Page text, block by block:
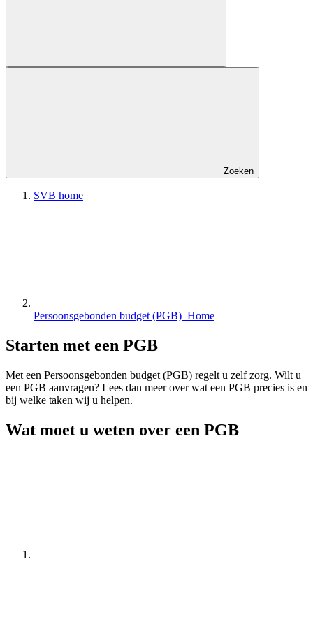
Zoeken
SVB home
Persoonsgebonden budget (PGB) Home
Starten met een PGB
Met een Persoonsgebonden budget (PGB) regelt u zelf zorg. Wilt u
een PGB aanvragen? Lees dan meer over wat een PGB precies is en
bij welke taken wij u helpen.
Wat moet u weten over een PGB